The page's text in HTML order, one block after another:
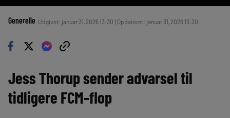
Generelle Udgivet: januar 31, 2026 13:30 | Opdateret: januar 31, 2026 13:30
Jess Thorup sender advarsel til
tidligere FCM-flop